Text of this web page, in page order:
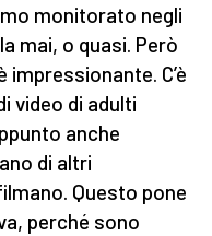
monitorato negli
mai, o quasi. Però
impressionante. C’è
video di adulti
anche
di altri
Questo pone
perché sono